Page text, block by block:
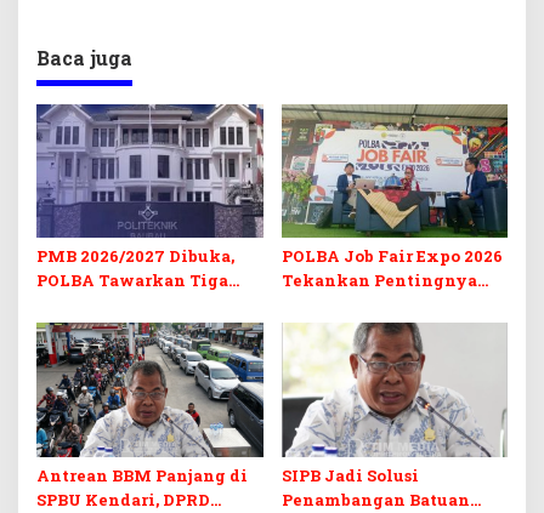
Baca juga
PMB 2026/2027 Dibuka,
POLBA Tawarkan Tiga
Kuliah Gratis
POLBA Job Fair Expo 2026
Tekankan Pentingnya
Digital
Antrean BBM Panjang di
SPBU Kendari, DPRD
SIPB Jadi Solusi
Penambangan Batuan